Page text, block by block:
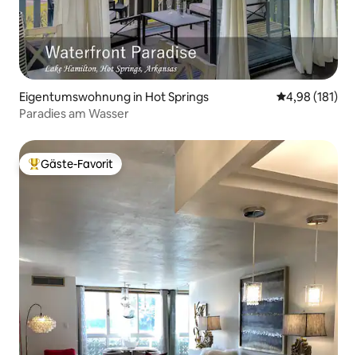
Eigentumswohnung in Hot Springs
4,98 (181)
Paradies am Wasser
Beliebter Gäste-Favorit.
Gäste-Favorit